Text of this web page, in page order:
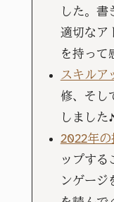
した。書
適切なア
を持って
スキルア
修、そし
しました
2022年の
ップする
ンゲージ